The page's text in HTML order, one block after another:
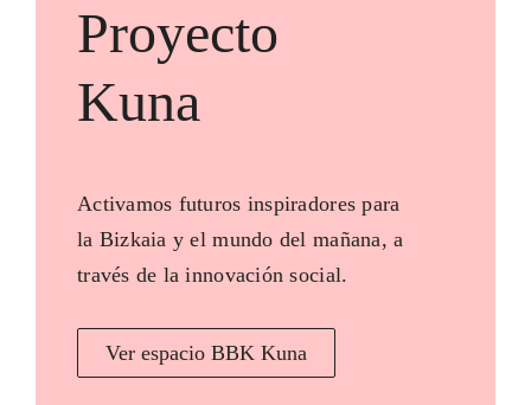
Proyecto
Kuna
Activamos futuros inspiradores para
la Bizkaia y el mundo del mañana, a
través de la innovación social.
Ver espacio BBK Kuna